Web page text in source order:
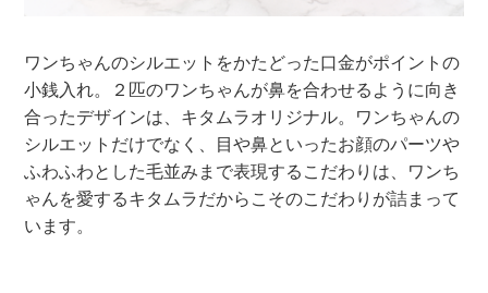
ワンちゃんのシルエットをかたどった口金がポイントの
小銭入れ。２匹のワンちゃんが鼻を合わせるように向き
合ったデザインは、キタムラオリジナル。ワンちゃんの
シルエットだけでなく、目や鼻といったお顔のパーツや
ふわふわとした毛並みまで表現するこだわりは、ワンち
ゃんを愛するキタムラだからこそのこだわりが詰まって
います。